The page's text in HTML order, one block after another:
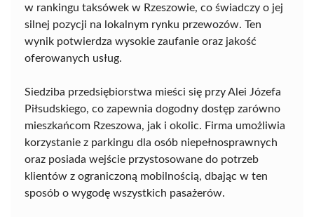
w rankingu taksówek w Rzeszowie, co świadczy o jej
silnej pozycji na lokalnym rynku przewozów. Ten
wynik potwierdza wysokie zaufanie oraz jakość
oferowanych usług.
Siedziba przedsiębiorstwa mieści się przy Alei Józefa
Piłsudskiego, co zapewnia dogodny dostęp zarówno
mieszkańcom Rzeszowa, jak i okolic. Firma umożliwia
korzystanie z parkingu dla osób niepełnosprawnych
oraz posiada wejście przystosowane do potrzeb
klientów z ograniczoną mobilnością, dbając w ten
sposób o wygodę wszystkich pasażerów.